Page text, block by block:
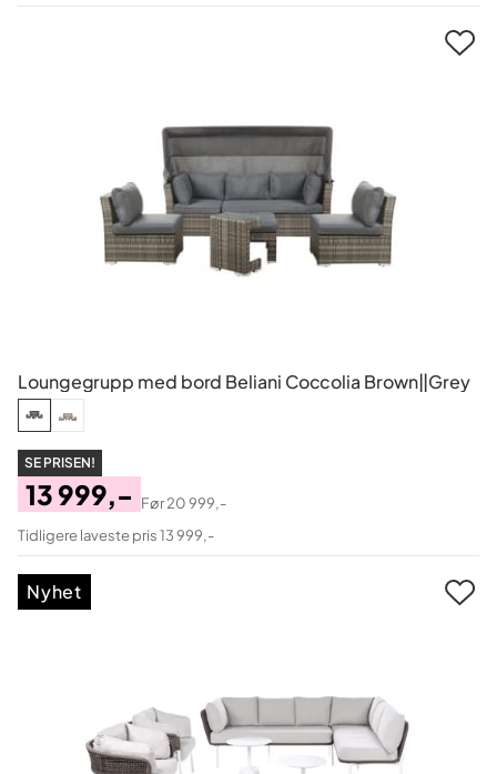
Loungegrupp med bord Beliani Coccolia Brown||Grey
SE PRISEN!
Pris
13 999,-
Original
Pris
Før20 999,-
Tidligere laveste pris 13 999,-
Nyhet